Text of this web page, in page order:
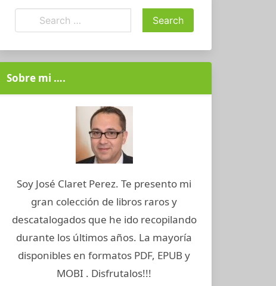
Sobre mi ….
Soy José Claret Perez. Te presento mi
gran colección de libros raros y
descatalogados que he ido recopilando
durante los últimos años. La mayoría
disponibles en formatos PDF, EPUB y
MOBI . Disfrutalos!!!